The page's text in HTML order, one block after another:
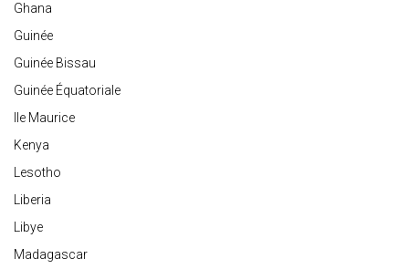
Ghana
Guinée
Guinée Bissau
Guinée Équatoriale
Ile Maurice
Kenya
Lesotho
Liberia
Libye
Madagascar